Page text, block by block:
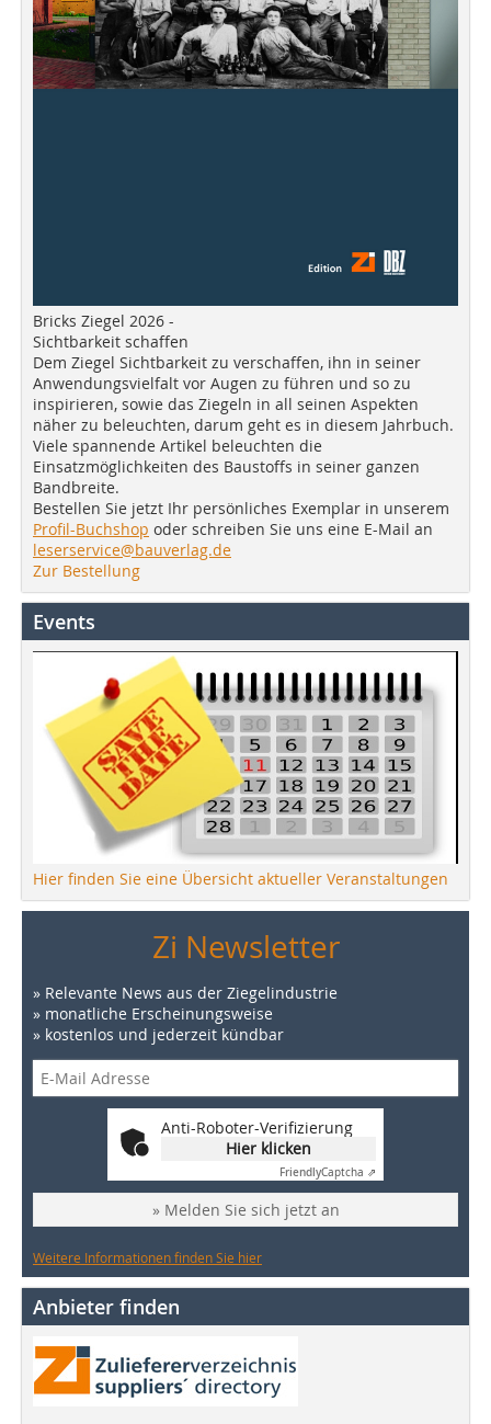
Bricks Ziegel 2026 -
Sichtbarkeit schaffen
Dem Ziegel Sichtbarkeit zu verschaffen, ihn in seiner
Anwendungsvielfalt vor Augen zu führen und so zu
inspirieren, sowie das Ziegeln in all seinen Aspekten
näher zu beleuchten, darum geht es in diesem Jahrbuch.
Viele spannende Artikel beleuchten die
Einsatzmöglichkeiten des Baustoffs in seiner ganzen
Bandbreite.
Bestellen Sie jetzt Ihr persönliches Exemplar in unserem
Profil-Buchshop oder schreiben Sie uns eine E-Mail an
leserservice@bauverlag.de
Zur Bestellung
Events
Hier finden Sie eine Übersicht aktueller Veranstaltungen
Zi Newsletter
» Relevante News aus der Ziegelindustrie
» monatliche Erscheinungsweise
» kostenlos und jederzeit kündbar
Anti-Roboter-Verifizierung
Hier klicken
FriendlyCaptcha ⇗
» Melden Sie sich jetzt an
Weitere Informationen finden Sie hier
Anbieter finden